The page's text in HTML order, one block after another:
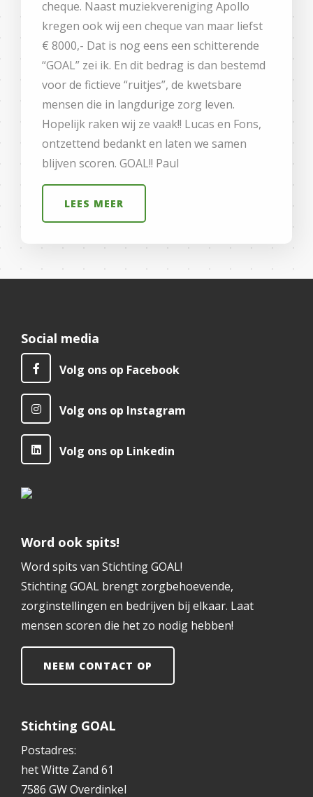
cheque. Naast muziekvereniging Apollo
kregen ook wij een cheque van maar liefst
€ 8000,- Dat is nog eens een schitterende
“GOAL” zei ik. En dit bedrag is dan bestemd
voor de fictieve “ruitjes”, de kwetsbare
mensen die in langdurige zorg leven.
Hopelijk raken wij ze vaak!! Lucas en Fons,
ontzettend bedankt en laten we samen
blijven scoren. GOAL!! Paul
LEES MEER
Social media
Volg ons op Facebook
Volg ons op Instagram
Volg ons op Linkedin
Word ook spits!
Word spits van Stichting GOAL!
Stichting GOAL brengt zorgbehoevende,
zorginstellingen en bedrijven bij elkaar. Laat
mensen scoren die het zo nodig hebben!
NEEM CONTACT OP
Stichting GOAL
Postadres:
het Witte Zand 61
7586 GW Overdinkel